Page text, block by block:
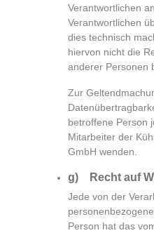
Verantwortlichen
Verantwortlichen
dies technisch
hiervon nicht die
anderer Personen
Zur
betroffene Person
Mitarbeiter der
GmbH wenden.
g) Recht auf
Jede von der
Person hat das